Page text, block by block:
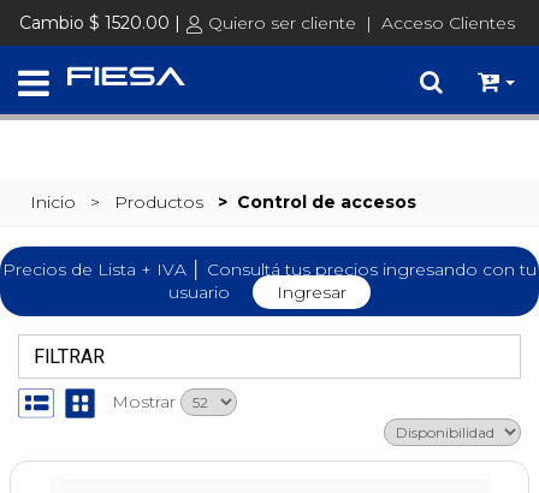
SET @busqueda = replace(@busqueda, 'Ã©','é')
Cambio $ 1520.00 | Quiero ser cliente | Acceso Clientes
Inicio > Productos > Control de accesos
Precios de Lista + IVA │ Consultá tus precios ingresando con tu
usuario
Ingresar
FILTRAR
Mostrar